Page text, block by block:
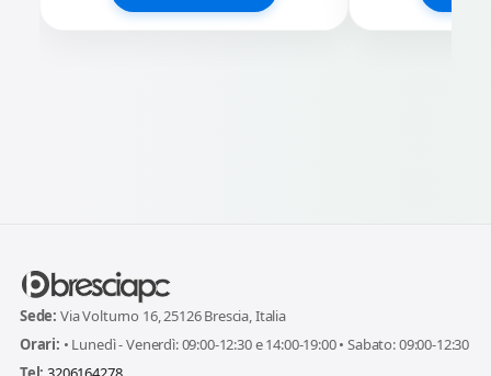
Sede: Via Volturno 16, 25126 Brescia, Italia
Orari: • Lunedì - Venerdì: 09:00-12:30 e 14:00-19:00 • Sabato: 09:00-12:30